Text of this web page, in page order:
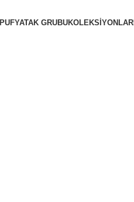
PUFYATAK GRUBUKOLEKSIYONLAR